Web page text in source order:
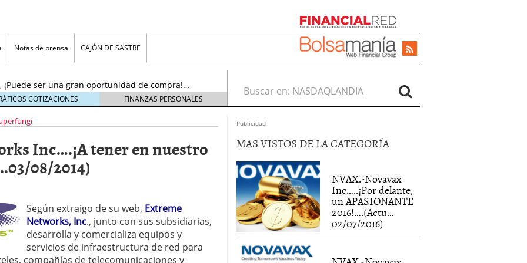
Notas de prensa CAJÓN DE SASTRE
resurgir!…(Actu…19/11/2016) 19 noviembre,
se puso!, pero ¡AMANECERÁ DE NUEVO!….
¡Puede ser una gran oportunidad de compra!…
2016
2018
Inc. (ADR)……¡Cerca del límite para decidir!…
Plc…….¡Bonito aspecto técnico, para juego «pre-
23 noviembre, 2016
Inc…..¡No olviden este precio!….(Actu…
se puso!, pero ¡AMANECERÁ DE NUEVO!….
2016
COTIZACIONES FINANZAS PERSONALES
Buscar en:
Inc….¡A tener en nuestro
08/2014)
Según extraigo de su web, Extreme
Networks, Inc., junto con sus subsidiarias,
desarrolla y comercializa equipos y
servicios de infraestructura de red para
compañías de telecomunicaciones y
Publicidad
MAS VISTOS DE LA CATEGORÍA
NVAX.-Novavax
Inc…..¡Por delante,
un APASIONANTE
2016!….(Actu…
02/07/2016)